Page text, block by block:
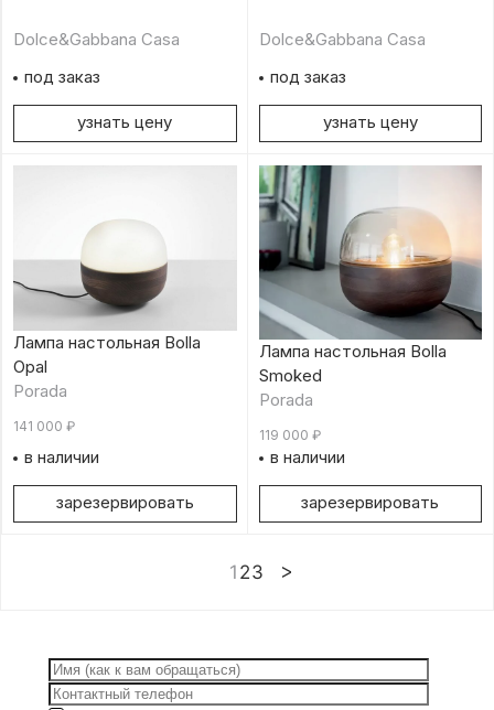
Dolce&Gabbana Casa
под заказ
узнать цену
Dolce&Gabbana Casa
под заказ
узнать цену
Лампа настольная Bolla
Opal
Porada
141 000 ₽
в наличии
зарезервировать
Лампа настольная Bolla
Smoked
Porada
119 000 ₽
в наличии
зарезервировать
1 23